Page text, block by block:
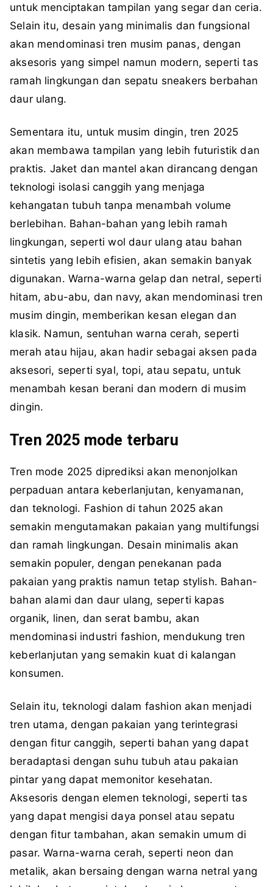
untuk menciptakan tampilan yang segar dan ceria.
Selain itu, desain yang minimalis dan fungsional
akan mendominasi tren musim panas, dengan
aksesoris yang simpel namun modern, seperti tas
ramah lingkungan dan sepatu sneakers berbahan
daur ulang.
Sementara itu, untuk musim dingin, tren 2025
akan membawa tampilan yang lebih futuristik dan
praktis. Jaket dan mantel akan dirancang dengan
teknologi isolasi canggih yang menjaga
kehangatan tubuh tanpa menambah volume
berlebihan. Bahan-bahan yang lebih ramah
lingkungan, seperti wol daur ulang atau bahan
sintetis yang lebih efisien, akan semakin banyak
digunakan. Warna-warna gelap dan netral, seperti
hitam, abu-abu, dan navy, akan mendominasi tren
musim dingin, memberikan kesan elegan dan
klasik. Namun, sentuhan warna cerah, seperti
merah atau hijau, akan hadir sebagai aksen pada
aksesori, seperti syal, topi, atau sepatu, untuk
menambah kesan berani dan modern di musim
dingin.
Tren 2025 mode terbaru
Tren mode 2025 diprediksi akan menonjolkan
perpaduan antara keberlanjutan, kenyamanan,
dan teknologi. Fashion di tahun 2025 akan
semakin mengutamakan pakaian yang multifungsi
dan ramah lingkungan. Desain minimalis akan
semakin populer, dengan penekanan pada
pakaian yang praktis namun tetap stylish. Bahan-
bahan alami dan daur ulang, seperti kapas
organik, linen, dan serat bambu, akan
mendominasi industri fashion, mendukung tren
keberlanjutan yang semakin kuat di kalangan
konsumen.
Selain itu, teknologi dalam fashion akan menjadi
tren utama, dengan pakaian yang terintegrasi
dengan fitur canggih, seperti bahan yang dapat
beradaptasi dengan suhu tubuh atau pakaian
pintar yang dapat memonitor kesehatan.
Aksesoris dengan elemen teknologi, seperti tas
yang dapat mengisi daya ponsel atau sepatu
dengan fitur tambahan, akan semakin umum di
pasar. Warna-warna cerah, seperti neon dan
metalik, akan bersaing dengan warna netral yang